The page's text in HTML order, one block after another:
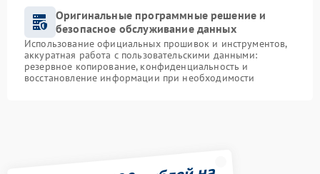
Оригинальные программные решение и
безопасное обслуживание данных
Использование официальных прошивок и инструментов,
аккуратная работа с пользовательскими данными:
резервное копирование, конфиденциальность и
восстановление информации при необходимости